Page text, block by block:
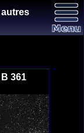
B 361